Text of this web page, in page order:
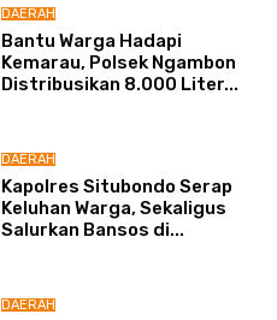
DAERAH
Bantu Warga Hadapi
Kemarau, Polsek Ngambon
Distribusikan 8.000 Liter...
DAERAH
Kapolres Situbondo Serap
Keluhan Warga, Sekaligus
Salurkan Bansos di...
DAERAH